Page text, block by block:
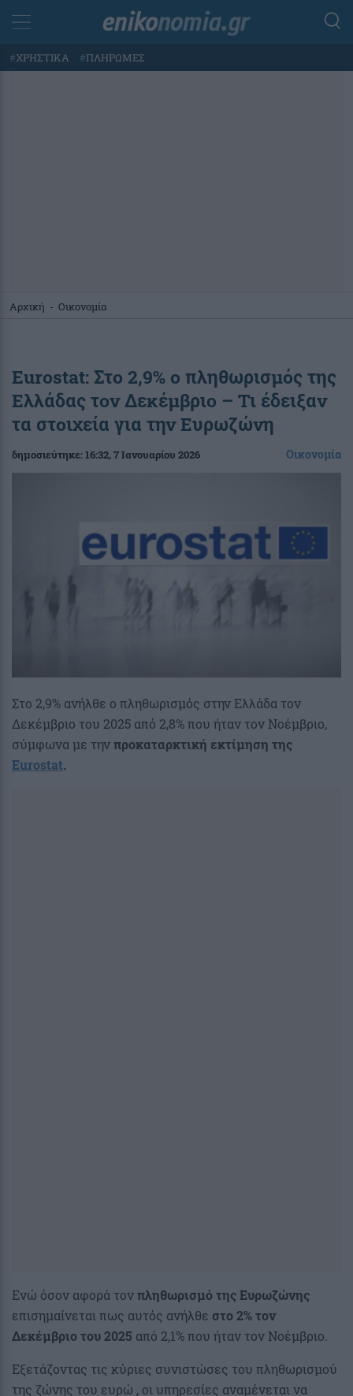
#ΧΡΗΣΤΙΚΑ #ΠΛΗΡΩΜΕΣ
Αρχική - Οικονομία
Eurostat: Στο 2,9% ο πληθωρισμός της
Ελλάδας τον Δεκέμβριο – Τι έδειξαν
τα στοιχεία για την Ευρωζώνη
δημοσιεύτηκε:16:32, 7 Ιανουαρίου 2026 Οικονομία
Στο 2,9% ανήλθε ο πληθωρισμός στην Ελλάδα τον
Δεκέμβριο του 2025 από 2,8% που ήταν τον Νοέμβριο,
σύμφωνα με τηνπροκαταρκτική εκτίμηση της
Eurostat.
Ενώ όσον αφορά τονπληθωρισμό της Ευρωζώνης
επισημαίνεται πως αυτός ανήλθε στο 2% τον
Δεκέμβριο του 2025 από 2,1% που ήταν τον Νοέμβριο.
Εξετάζοντας τις κύριες συνιστώσες του πληθωρισμού
της ζώνης του ευρώ , οι υπηρεσίες αναμένεται να